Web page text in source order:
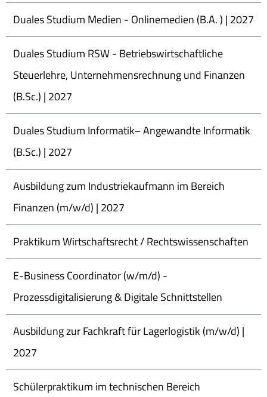
Duales Studium Medien - Onlinemedien (B.A. ) | 2027
Duales Studium RSW - Betriebswirtschaftliche
Steuerlehre, Unternehmensrechnung und Finanzen
(B.Sc.) | 2027
Duales Studium Informatik– Angewandte Informatik
(B.Sc.) | 2027
Ausbildung zum Industriekaufmann im Bereich
Finanzen (m/w/d) | 2027
Praktikum Wirtschaftsrecht / Rechtswissenschaften
E-Business Coordinator (w/m/d) -
Prozessdigitalisierung & Digitale Schnittstellen
Ausbildung zur Fachkraft für Lagerlogistik (m/w/d) |
2027
Schülerpraktikum im technischen Bereich